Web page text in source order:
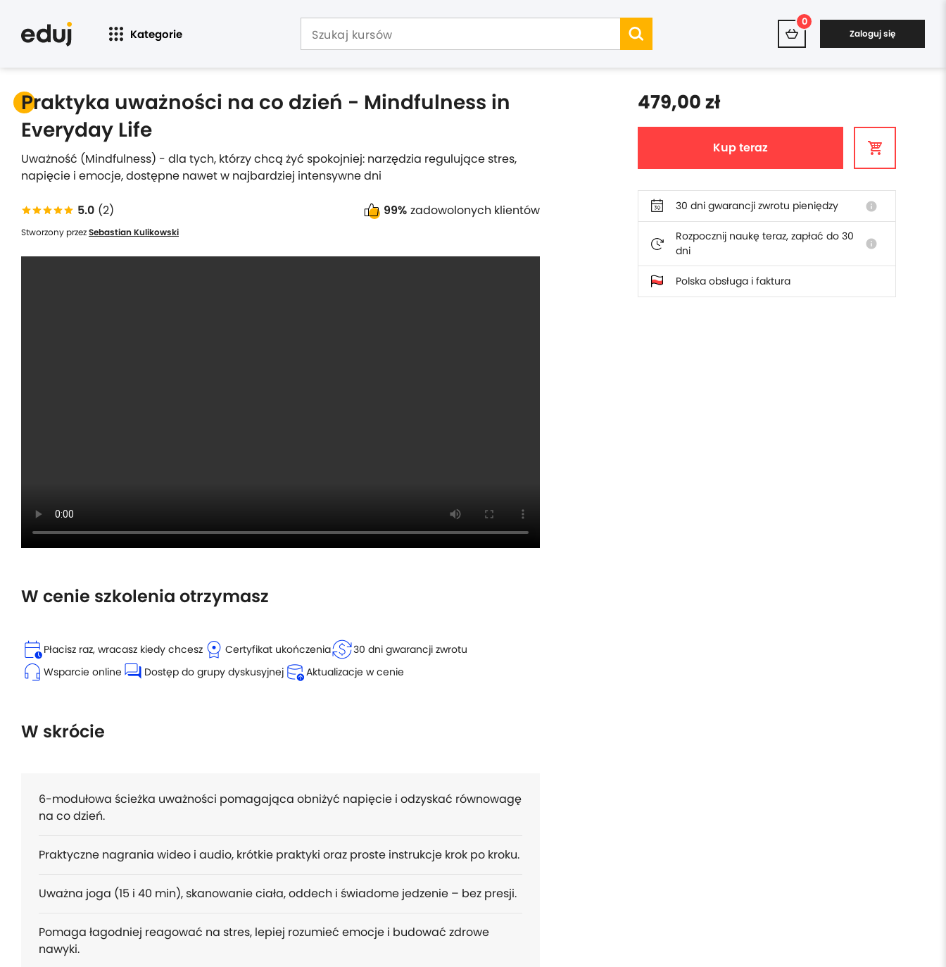
Kategorie
0
Zaloguj się
Praktyka uważności na co dzień - Mindfulness in
Everyday Life
Uważność (Mindfulness) - dla tych, którzy chcą żyć spokojniej: narzędzia regulujące stres,
napięcie i emocje, dostępne nawet w najbardziej intensywne dni
5.0 (2) 99% zadowolonych klientów
Stworzony przezSebastian Kulikowski
479,00 zł
Kup teraz
30 dni gwarancji zwrotu pieniędzy info
Rozpocznij naukę teraz, zapłać do 30
dni
info
Polska obsługa i faktura
W cenie szkolenia otrzymasz
calendar_clockPłacisz raz, wracasz kiedy chcesz license Certyfikat ukończeniacurrency_exchange30 dni gwarancji zwrotu
headset_mic Wsparcie online forum Dostęp do grupy dyskusyjnej database_uploadAktualizacje w cenie
W skrócie
6-modułowa ścieżka uważności pomagająca obniżyć napięcie i odzyskać równowagę
na co dzień.
Praktyczne nagrania wideo i audio, krótkie praktyki oraz proste instrukcje krok po kroku.
Uważna joga (15 i 40 min), skanowanie ciała, oddech i świadome jedzenie – bez presji.
Pomaga łagodniej reagować na stres, lepiej rozumieć emocje i budować zdrowe
nawyki.